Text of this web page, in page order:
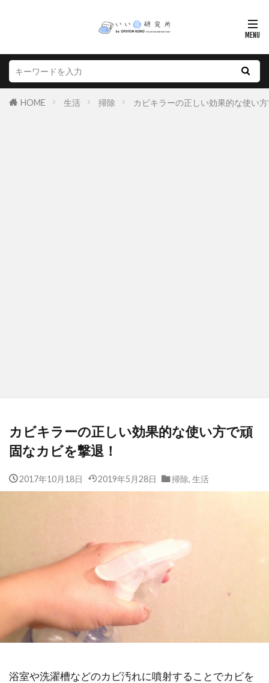
HOME 生活 掃除 カビキラーの正しい効果的な使い
カビキラーの正しい効果的な使い方で頑
固なカビを撃退！
2017年10月18日 2019年5月28日 掃除, 生活
浴室や洗濯槽などのカビ汚れに噴射することでカビを